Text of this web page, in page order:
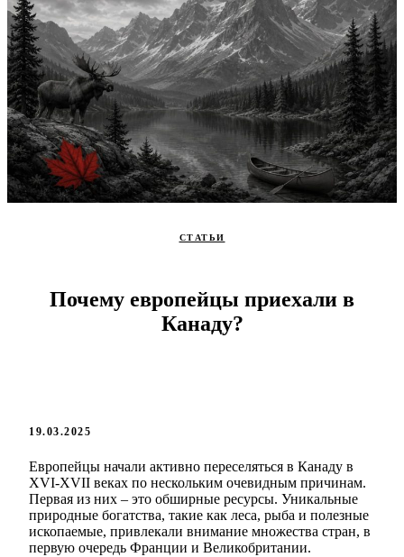
СТАТЬИ
Почему европейцы приехали в
Канаду?
19.03.2025
Европейцы начали активно переселяться в Канаду в
XVI-XVII веках по нескольким очевидным причинам.
Первая из них – это обширные ресурсы. Уникальные
природные богатства, такие как леса, рыба и полезные
ископаемые, привлекали внимание множества стран, в
первую очередь Франции и Великобритании.